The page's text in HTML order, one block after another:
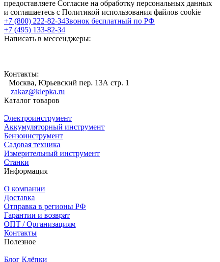
предоставляете Согласие на обработку персональных данных
и соглашаетесь с Политикой использования файлов cookie
+7 (800) 222-82-34Звонок бесплатный по РФ
+7 (495) 133-82-34
Написать в мессенджеры:
Контакты:
Москва, Юрьевский пер. 13А стр. 1
zakaz@klepka.ru
Каталог товаров
Электроинструмент
Аккумуляторный инструмент
Бензоинструмент
Садовая техника
Измерительный инструмент
Станки
Информация
О компании
Доставка
Отправка в регионы РФ
Гарантии и возврат
ОПТ / Организациям
Контакты
Полезное
Блог Клёпки